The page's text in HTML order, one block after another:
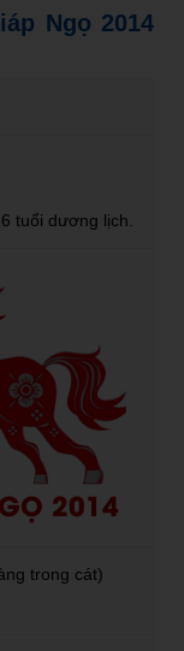
Ngọ 2014
tuổi dương lịch.
2014
trong cát)